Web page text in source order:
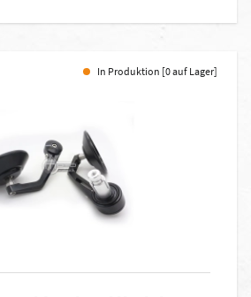
In Produktion [0 auf Lager]